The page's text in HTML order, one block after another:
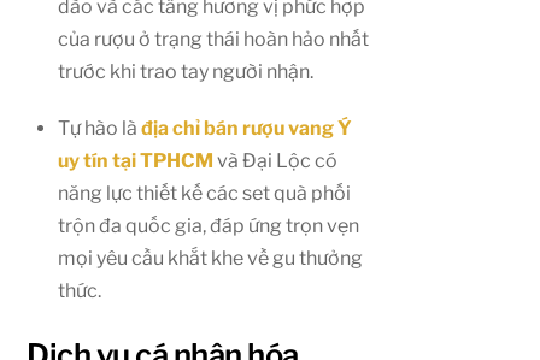
dào và các tầng hương vị phức hợp
của rượu ở trạng thái hoàn hảo nhất
trước khi trao tay người nhận.
Tự hào là địa chỉ bán rượu vang Ý
uy tín tại TPHCM và Đại Lộc có
năng lực thiết kế các set quà phối
trộn đa quốc gia, đáp ứng trọn vẹn
mọi yêu cầu khắt khe về gu thưởng
thức.